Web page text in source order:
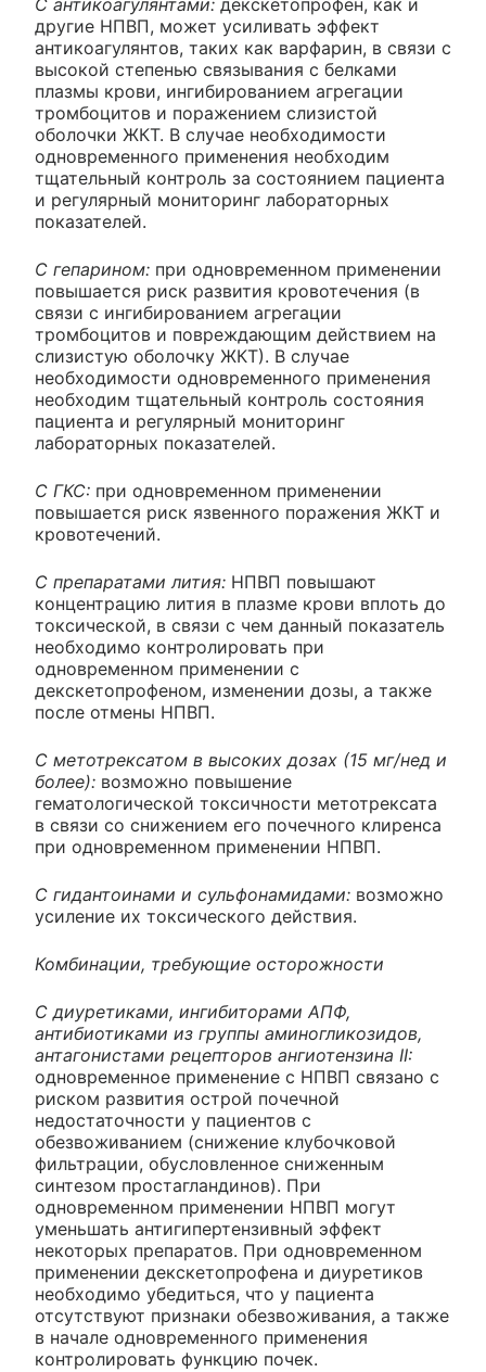
С антикоагулянтами: декскетопрофен, как и
другие НПВП, может усиливать эффект
антикоагулянтов, таких как варфарин, в связи с
высокой степенью связывания с белками
плазмы крови, ингибированием агрегации
тромбоцитов и поражением слизистой
оболочки ЖКТ. В случае необходимости
одновременного применения необходим
тщательный контроль за состоянием пациента
и регулярный мониторинг лабораторных
показателей.
С гепарином: при одновременном применении
повышается риск развития кровотечения (в
связи с ингибированием агрегации
тромбоцитов и повреждающим действием на
слизистую оболочку ЖКТ). В случае
необходимости одновременного применения
необходим тщательный контроль состояния
пациента и регулярный мониторинг
лабораторных показателей.
С ГКС: при одновременном применении
повышается риск язвенного поражения ЖКТ и
кровотечений.
С препаратами лития: НПВП повышают
концентрацию лития в плазме крови вплоть до
токсической, в связи с чем данный показатель
необходимо контролировать при
одновременном применении с
декскетопрофеном, изменении дозы, а также
после отмены НПВП.
С метотрексатом в высоких дозах (15 мг/нед и
более): возможно повышение
гематологической токсичности метотрексата
в связи со снижением его почечного клиренса
при одновременном применении НПВП.
С гидантоинами и сульфонамидами: возможно
усиление их токсического действия.
Комбинации, требующие осторожности
С диуретиками, ингибиторами АПФ,
антибиотиками из группы аминогликозидов,
антагонистами рецепторов ангиотензина II:
одновременное применение с НПВП связано с
риском развития острой почечной
недостаточности у пациентов с
обезвоживанием (снижение клубочковой
фильтрации, обусловленное сниженным
синтезом простагландинов). При
одновременном применении НПВП могут
уменьшать антигипертензивный эффект
некоторых препаратов. При одновременном
применении декскетопрофена и диуретиков
необходимо убедиться, что у пациента
отсутствуют признаки обезвоживания, а также
в начале одновременного применения
контролировать функцию почек.